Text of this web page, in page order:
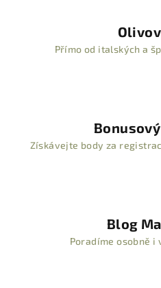
Přímo od italských a
Získávejte body za
Blog
Poradíme osobně i